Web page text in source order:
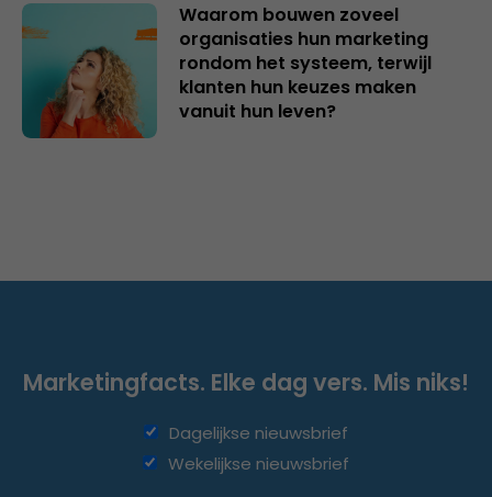
Waarom bouwen zoveel
organisaties hun marketing
rondom het systeem, terwijl
klanten hun keuzes maken
vanuit hun leven?
Marketingfacts. Elke dag vers. Mis niks!
Dagelijkse nieuwsbrief
Wekelijkse nieuwsbrief